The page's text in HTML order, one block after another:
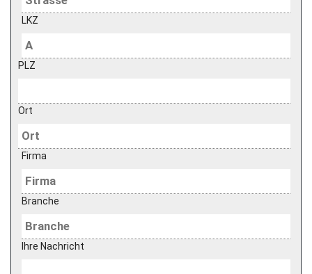
LKZ
PLZ
Ort
Firma
Branche
Ihre Nachricht